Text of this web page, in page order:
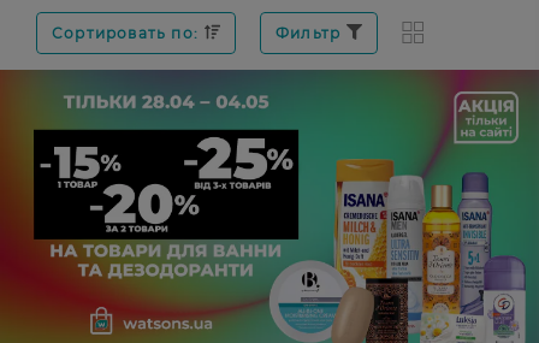
Сортировать по: Фильтр